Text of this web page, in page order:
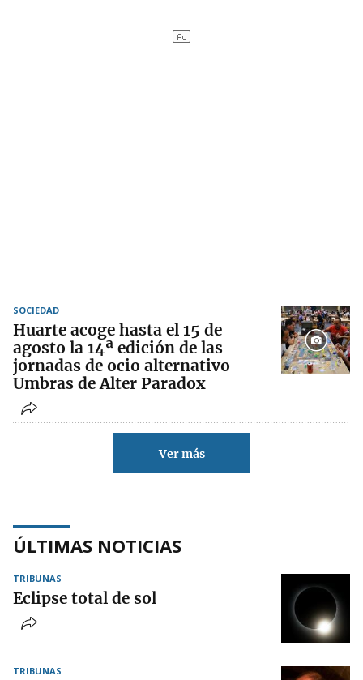
SOCIEDAD
Huarte acoge hasta el 15 de
agosto la 14ª edición de las
jornadas de ocio alternativo
Umbras de Alter Paradox
Ver más
ÚLTIMAS NOTICIAS
TRIBUNAS
Eclipse total de sol
TRIBUNAS